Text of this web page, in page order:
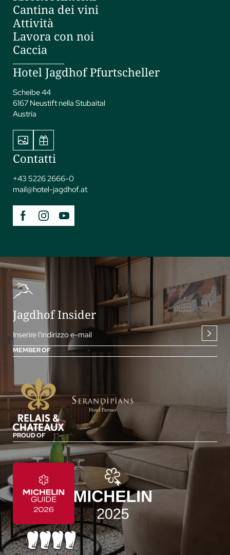
Cantina dei vini
Attività
Lavora con noi
Caccia
Hotel Jagdhof Pfurtscheller
Scheibe 44
6167 Neustift nella Stubaital
Austria
Contatti
+43 5226 2666-0
mail@hotel-jagdhof.at
Jagdhof Insider
Inserire l'indirizzo e-mail
MEMBER OF
PROUD OF